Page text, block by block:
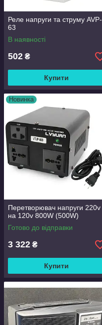
Реле напруги та струму AVP-
63
В наявності
502 ₴
Купити
Новинка
Перетворювач напруги 220v
на 120v 800W (500W)
Готово до відправки
3 322 ₴
Купити